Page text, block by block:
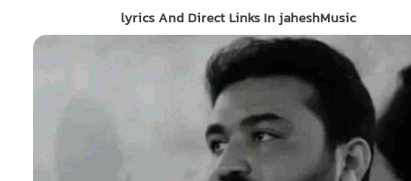
lyrics And Direct Links In jaheshMusic